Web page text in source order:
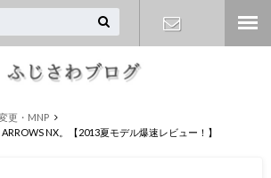
お問い合わ
更・MNP
NX。【2013夏モデル爆速レビュー！】